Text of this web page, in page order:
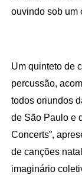
ouvindo sob um
Um quinteto de
percussão,
todos oriundos
de São Paulo e
Concerts”,
de canções
imaginário